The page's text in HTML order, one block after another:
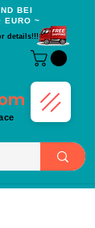
BEI
EURO ~
details!!!